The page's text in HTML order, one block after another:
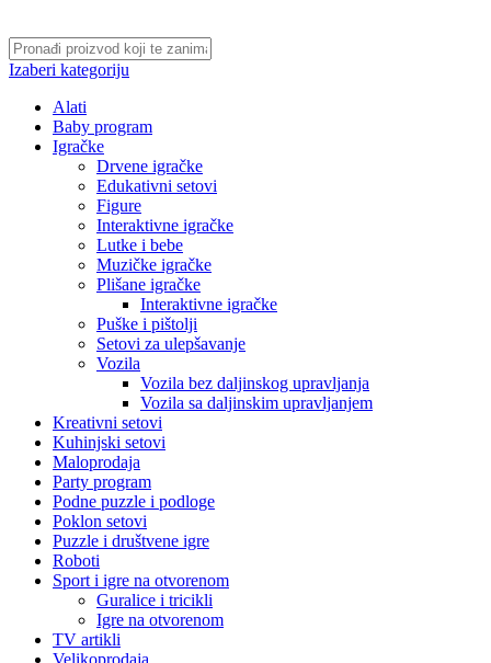
Izaberi kategoriju
Alati
Baby program
Igračke
Drvene igračke
Edukativni setovi
Figure
Interaktivne igračke
Lutke i bebe
Muzičke igračke
Plišane igračke
Interaktivne igračke
Puške i pištolji
Setovi za ulepšavanje
Vozila
Vozila bez daljinskog upravljanja
Vozila sa daljinskim upravljanjem
Kreativni setovi
Kuhinjski setovi
Maloprodaja
Party program
Podne puzzle i podloge
Poklon setovi
Puzzle i društvene igre
Roboti
Sport i igre na otvorenom
Guralice i tricikli
Igre na otvorenom
TV artikli
Velikoprodaja